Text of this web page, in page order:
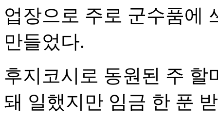
업장으로 주로 군수품에
만들었다.
후지코시로 동원된 주 할
돼 일했지만 임금 한 푼